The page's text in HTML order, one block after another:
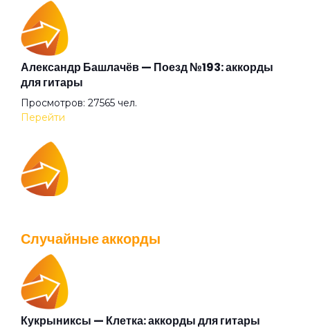
Лети
Лето
Летозолото 5777
Люблюз и любог (feat. Сансара)
Маяк
Молоко
Александр Башлачёв — Поезд №193: аккорды
для гитары
Просмотров: 27565 чел.
Перейти
Перейти
Случайные аккорды
Кукрыниксы — Клетка: аккорды для гитары